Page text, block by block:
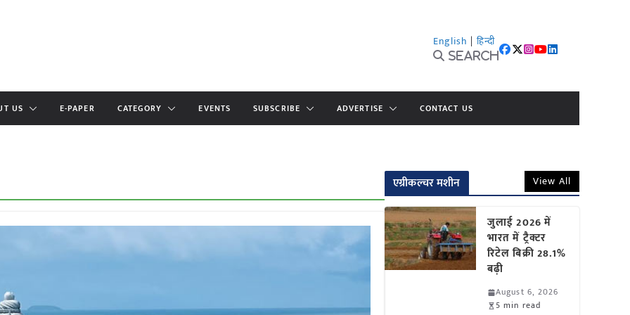
English | हिन्दी
Search
US E-PAPER CATEGORY EVENTS SUBSCRIBE ADVERTISE CONTACT US
एग्रीकल्चर मशीन View All
जुलाई 2026 में
भारत में ट्रैक्टर
रिटेल बिक्री 28.1%
बढ़ी
August 6, 2026
5 min read